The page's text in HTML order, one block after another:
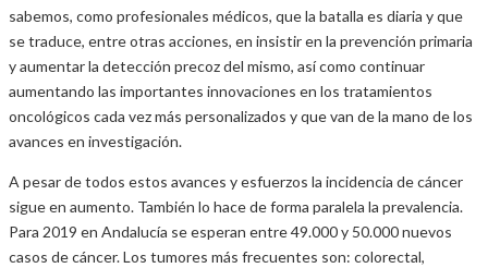
sabemos, como profesionales médicos, que la batalla es diaria y que
se traduce, entre otras acciones, en insistir en la prevención primaria
y aumentar la detección precoz del mismo, así como continuar
aumentando las importantes innovaciones en los tratamientos
oncológicos cada vez más personalizados y que van de la mano de los
avances en investigación.
A pesar de todos estos avances y esfuerzos la incidencia de cáncer
sigue en aumento. También lo hace de forma paralela la prevalencia.
Para 2019 en Andalucía se esperan entre 49.000 y 50.000 nuevos
casos de cáncer. Los tumores más frecuentes son: colorectal,